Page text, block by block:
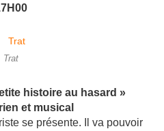
Trat
histoire au hasard »
et musical
se présente. Il va pouvoir